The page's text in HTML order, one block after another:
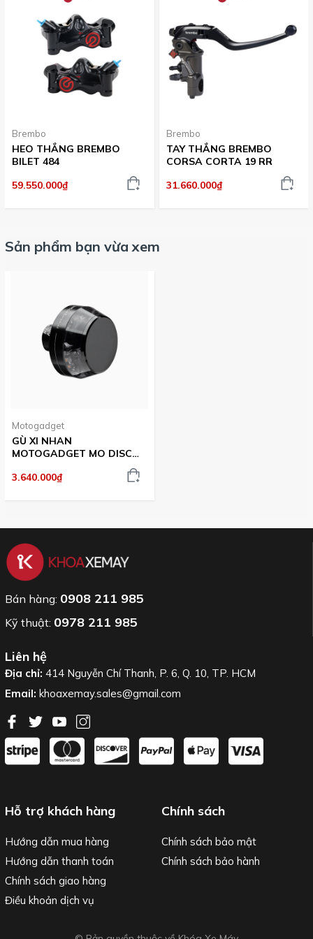
Brembo
HEO THẮNG BREMBO
BILET 484
59.550.000₫
Brembo
TAY THẮNG BREMBO
CORSA CORTA 19 RR
31.660.000₫
Sản phẩm bạn vừa xem
Motogadget
GÙ XI NHAN
MOTOGADGET MO DISC
3.640.000₫
Bán hàng: 0908 211 985
Kỹ thuật: 0978 211 985
Liên hệ
Địa chỉ: 414 Nguyễn Chí Thanh, P. 6, Q. 10, TP. HCM
Email: khoaxemay.sales@gmail.com
Hỗ trợ khách hàng
Hướng dẫn mua hàng
Hướng dẫn thanh toán
Chính sách giao hàng
Điều khoản dịch vụ
Chính sách
Chính sách bảo mật
Chính sách bảo hành